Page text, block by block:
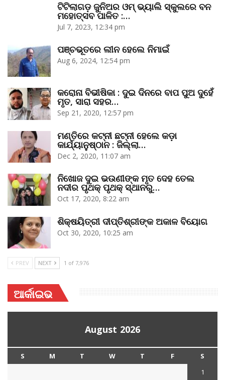
ଟିଟିଲାଗଡ଼ ଜୁନିଅର ଓମ୍‌ ଭ୍ୟାଲି ସ୍କୁଲରେ ବନ
ମହୋତ୍ସବ ପାଳିତ :…
Jul 7, 2023, 12:34 pm
ପଞ୍ଚଭୂତରେ ଲୀନ ହେଲେ ନିମାଇଁ
Aug 6, 2024, 12:54 pm
କରୋନା ବିଭୀଷିକା : ଦୁଇ ଦିନରେ ବାପ ପୁଅ ଦୁହେଁ
ମୃତ, ସାରା ସହର…
Sep 21, 2020, 12:57 pm
ମଣ୍ତିରେ କଟ୍‌ନୀ ଛଟ୍‌ନୀ ହେଲେ କଡ଼ା
କାର୍ଯ୍ୟାନୁଷ୍ଠାନ : ଜିଲ୍ଲା…
Dec 2, 2020, 11:07 am
ନିଖୋଜ ଦୁଇ ଭଉଣୀଙ୍କ ମୃତ ଦେହ ତେଲ
ନଦୀର ପୃଥକ୍‌ ପୃଥକ୍‌ ସ୍ଥାନରୁ…
Oct 17, 2020, 8:22 am
ଶିକ୍ଷୟିତ୍ରୀ ଦୀପ୍ତିଶ୍ରୀଙ୍କ ଅକାଳ ବିୟୋଗ
Oct 30, 2020, 10:25 am
PREV NEXT 1 of 7,976
ଆର୍କାଇଭ
August 2026
S M T W T F
S
1